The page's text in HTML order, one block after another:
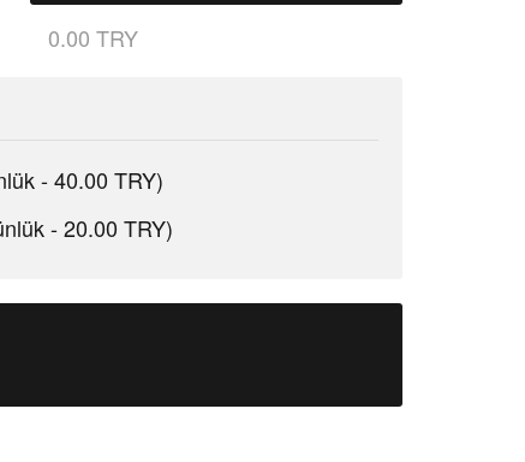
0.00 TRY
- 40.00 TRY)
- 20.00 TRY)